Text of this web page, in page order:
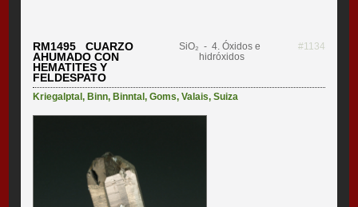
RM1495 CUARZO
AHUMADO CON
HEMATITES Y
FELDESPATO
SiO₂ - 4. Óxidos e
hidróxidos
#1134
Kriegalptal,Binn,Binntal,Goms,Valais,Suiza